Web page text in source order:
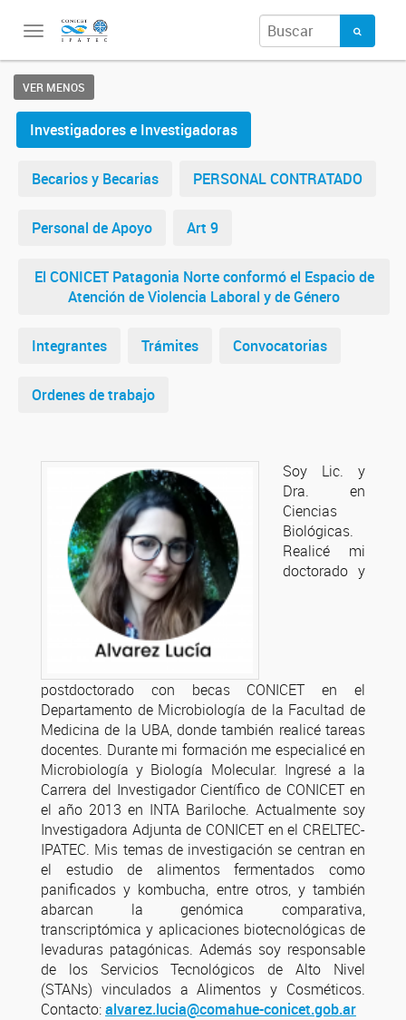
Toggle
VER MENOS
Investigadores e Investigadoras
Becarios y Becarias PERSONAL CONTRATADO
Personal de Apoyo Art 9
El CONICET Patagonia Norte conformó el Espacio de
Atención de Violencia Laboral y de Género
Integrantes Trámites Convocatorias
Ordenes de trabajo
Soy Lic. y
Dra. en
Ciencias
Biológicas.
Realicé mi
doctorado y
postdoctorado con becas CONICET en el
Departamento de Microbiología de la Facultad de
Medicina de la UBA, donde también realicé tareas
docentes. Durante mi formación me especialicé en
Microbiología y Biología Molecular. Ingresé a la
Carrera del Investigador Científico de CONICET en
el año 2013 en INTA Bariloche. Actualmente soy
Investigadora Adjunta de CONICET en el CRELTEC-
IPATEC. Mis temas de investigación se centran en
el estudio de alimentos fermentados como
panificados y kombucha, entre otros, y también
abarcan la genómica comparativa,
transcriptómica y aplicaciones biotecnológicas de
levaduras patagónicas. Además soy responsable
de los Servicios Tecnológicos de Alto Nivel
(STANs) vinculados a Alimentos y Cosméticos.
Contacto:alvarez.lucia@comahue-conicet.gob.ar